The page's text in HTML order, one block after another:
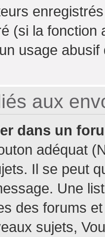
(si la fonction
usage
aux
dans un
adéquat
Il se peut
Une
des forums
sujets,